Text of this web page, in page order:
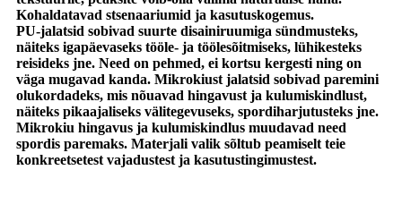
Kohaldatavad stsenaariumid ja kasutuskogemus.
PU-jalatsid sobivad suurte disainiruumiga sündmusteks,
näiteks igapäevaseks tööle- ja töölesõitmiseks, lühikesteks
reisideks jne. Need on pehmed, ei kortsu kergesti ning on
väga mugavad kanda. Mikrokiust jalatsid sobivad paremini
olukordadeks, mis nõuavad hingavust ja kulumiskindlust,
näiteks pikaajaliseks välitegevuseks, spordiharjutusteks jne.
Mikrokiu hingavus ja kulumiskindlus muudavad need
spordis paremaks. Materjali valik sõltub peamiselt teie
konkreetsetest vajadustest ja kasutustingimustest.